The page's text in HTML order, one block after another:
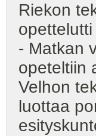
Riekon
- Matkan
opeteltiin
Velhon
luottaa